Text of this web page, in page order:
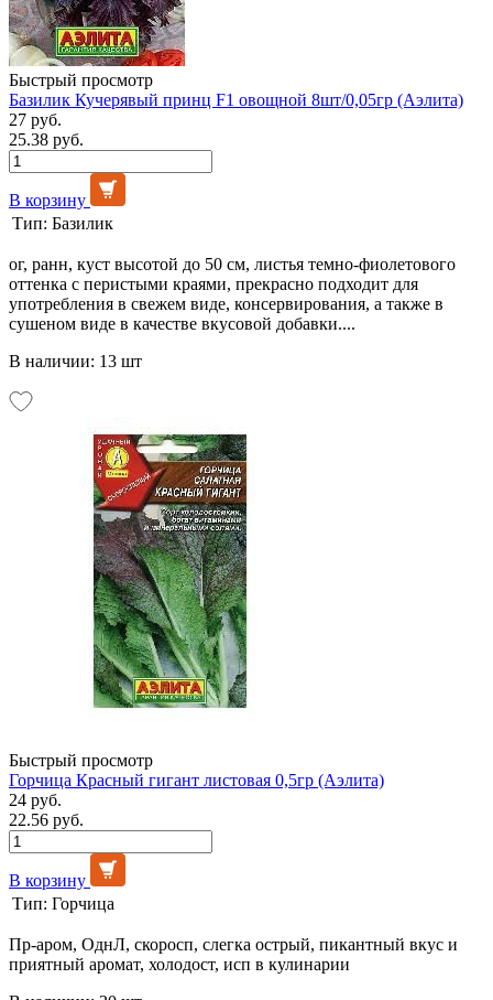
Быстрый просмотр
Базилик Кучерявый принц F1 овощной 8шт/0,05гр (Аэлита)
27 руб.
25.38 руб.
В корзину
Тип: Базилик
ог, ранн, куст высотой до 50 см, листья темно-фиолетового
оттенка с перистыми краями, прекрасно подходит для
употребления в свежем виде, консервирования, а также в
сушеном виде в качестве вкусовой добавки....
В наличии: 13 шт
Быстрый просмотр
Горчица Красный гигант листовая 0,5гр (Аэлита)
24 руб.
22.56 руб.
В корзину
Тип: Горчица
Пр-аром, ОднЛ, скоросп, слегка острый, пикантный вкус и
приятный аромат, холодост, исп в кулинарии